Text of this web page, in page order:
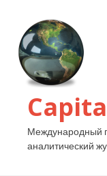
Международный
аналитический